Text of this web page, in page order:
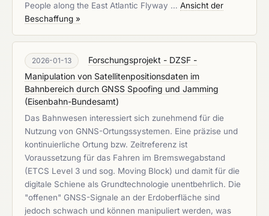
People along the East Atlantic Flyway … Ansicht der
Beschaffung »
2026-01-13
Forschungsprojekt - DZSF -
Manipulation von Satellitenpositionsdaten im
Bahnbereich durch GNSS Spoofing und Jamming
(Eisenbahn-Bundesamt)
Das Bahnwesen interessiert sich zunehmend für die
Nutzung von GNNS-Ortungssystemen. Eine präzise und
kontinuierliche Ortung bzw. Zeitreferenz ist
Voraussetzung für das Fahren im Bremswegabstand
(ETCS Level 3 und sog. Moving Block) und damit für die
digitale Schiene als Grundtechnologie unentbehrlich. Die
"offenen" GNSS-Signale an der Erdoberfläche sind
jedoch schwach und können manipuliert werden, was